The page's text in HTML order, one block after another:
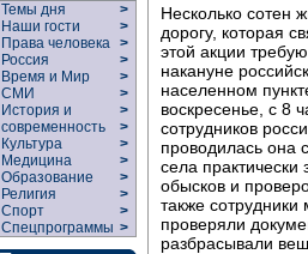
Темы дня
>
Наши гости
>
Права человека >
Россия
>
Время и Мир
>
СМИ
>
История и
современность
>
>
Культура
>
Медицина
>
Образование
>
Религия
>
Спорт
>
Спецпрограммы >
Несколько сотен
дорогу, которая
этой акции
накануне
населенном
воскресенье, с 8
сотрудников
проводилась она
села
обысков и
также
проверяли
разбрасывали